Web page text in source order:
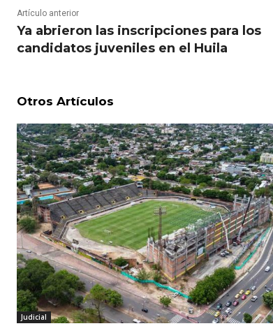
Artículo anterior
Ya abrieron las inscripciones para los
candidatos juveniles en el Huila
Otros Artículos
Judicial